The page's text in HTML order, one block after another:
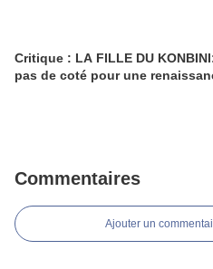
Critique : LA FILLE DU
pas de coté pour une
Commentaires
Ajouter un